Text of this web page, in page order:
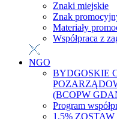
Znaki miejskie
Znak
Materiały
Współpraca z
NGO
BYDGOSKIE
(BCOPW
Program
1,5%